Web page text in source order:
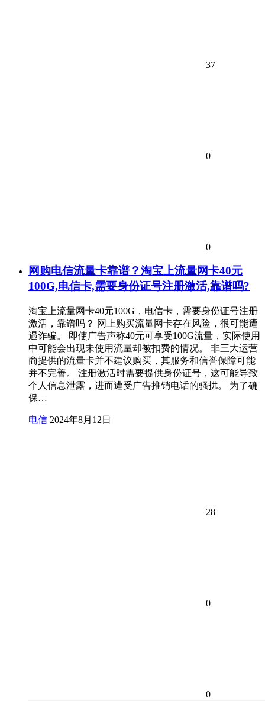
37
0
0
网购电信流量卡靠谱？淘宝上流量网卡40元
100G,电信卡,需要身份证号注册激活,靠谱吗?
淘宝上流量网卡40元100G，电信卡，需要身份证号注册
激活，靠谱吗？ 网上购买流量网卡存在风险，很可能遭
遇诈骗。 即使广告声称40元可享受100G流量，实际使用
中可能会出现未使用流量却被扣费的情况。 非三大运营
商提供的流量卡并不建议购买，其服务和信誉保障可能
并不完善。 注册激活时需要提供身份证号，这可能导致
个人信息泄露，进而遭受广告推销电话的骚扰。 为了确
保…
电信 2024年8月12日
28
0
0